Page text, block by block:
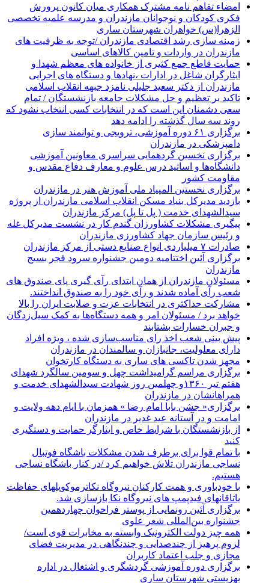
امضاء تفاهم نامه مشترک همکاری میان کانون پرورش
فکری کودکان و نوجوانان مازندران و مدرسه علمیه تخصصی
الزهرا(س) خواهران شهرستان ساری
زمینه سازی رشد اقتصادی مازندران /توجه به ظرفیت های
مازندران در واردات و تامین کالاهای اساسی
حمایت قاطع جمع کثیری از خانواده های معظم شهدا و
ایثارگران شاغل در ادارات ،نهادها و دستگاه های اجرایی
مازندران از دکتر سعید جلیلی نامزد جبهه انقلاب اسلامی
تاکید بر تعظیم و حل مشکلات جامعه بازنشستگان / تمام
سعی دشمنان این است که در انتخابات کسی انتخاب نشود که
روند سه سال گذشته را ادامه دهد
برگزاری ۶۱ دوره آموزشی، ترویجی و توانمند سازی
دامپزشکی در مازندران
برگزاری نخسین گردهمایی سراسری معاونین آموزشی
دانشگاه‌ها و اساتید درس علوم و معارف دفاع مقدس و
مقاومت کشور
برگزاری نخستین المپیاد ملی آموزش هنر در مازندران
بازدید مدیرکل بنیاد مسکن انقلاب اسلامی مازندران از پروژه
سیدالشهدای خدمت ( پل تا پل) مرکز مازندران
پیگیری مشکلات کشاورزان گندم کار در نشست مدیرکل غله
و رئیس سازمان جهاد کشاورزی مازندران
صادرات ۷ میلیاردی انواع صنایع دستی از مرکز مازندران
برگزاری آئین اختتامیه دومین جشنواره سرود فجر بسیج
مازندران
مسئولان مازندران از همان ابتدای رآی گیری پای صندوق های
شعب رآی آماده شدند و رآی خود را به صندوق انداختند.
مشارکت حداکثری در انتخابات عزت و صلابت ایران را بالا
خواهد برد / مسئولان امر و همه دستگاه‌ها به کمک سیل‌زدگان
و جبران خسارات بشتابند
پیش بینی شعب اخذ رای مناسب‌سازی شده ، ویژه افراد
دارای معلولیت، جانبازان و سالمندان در مازندران
مجهز شدن تاکسی های ساری به دستگاه کارتخوان
برگزاری مراسم گرامیداشت چهل و سومین سالگرد شهدای
هفتم تیر ۱۳۶۰و چهلمین روز شهادت سیدالشهدای خدمت و
همراهانشان در مازندران
برگزاری« جشن بابا امام رضا » همزمان با ایام دهه ولایت و
امامت و در آستانه عید غدیر در مازندران
از بازنشستگان با شرایط خاص و ایثارگر حمایت و دستگیری
کنید
با تمام قوا برای برطرف شدن مشکلات باشگاه فوتبال
نساجی مازندران تلاش خواهیم کرد /در کنار باشگاه نساجی
هستیم.
با خودباوری و همت کارکنان نیروگاه نکاترموکوپلهای حفاظت
یاتاقانهای فیدپمپ های نیروگاه نکا بازسازی شد.
برگزاری آئین رونمایی از پوستر فراخوان چهاردهمین
جشنواره بین‌المللی شعر علوی
همه چیز دولت الکترونیک وابسته به مخابرات قوی است/
لزوم پرهیز از چندصدایی و چندنگاهی در مدیریت فضای
مجازی و جلب اعتماد کاربران
برگزاری دوره آموزشی گردشگری و اشتغال در اداره
بهزیستی شهرستان ساری